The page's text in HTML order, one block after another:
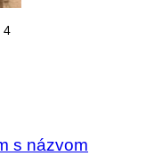
4
s názvom